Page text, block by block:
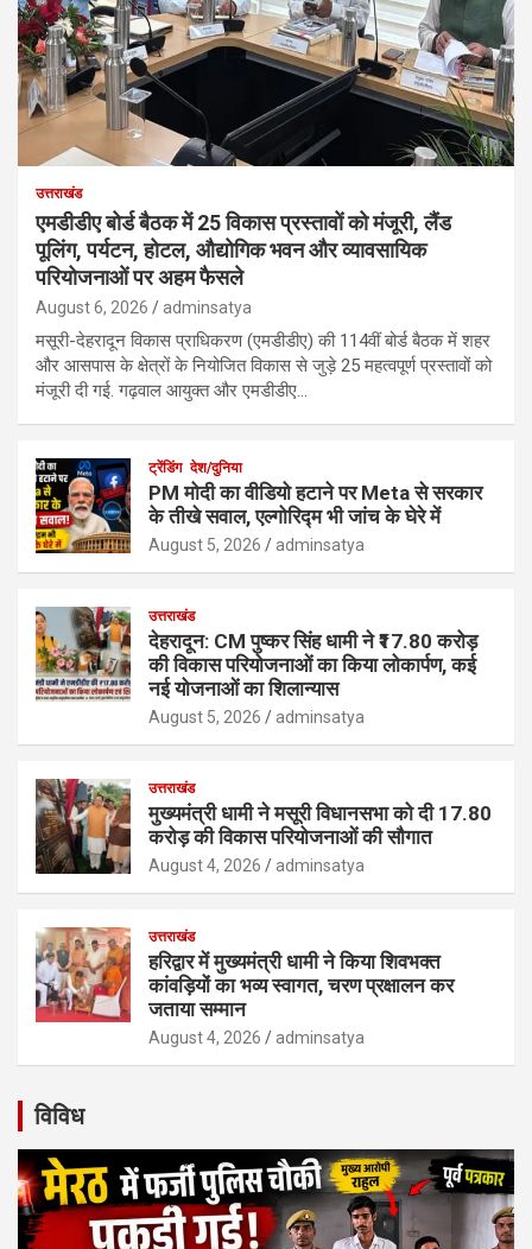
उत्तराखंड
एमडीडीए बोर्ड बैठक में 25 विकास प्रस्तावों को मंजूरी, लैंड
पूलिंग, पर्यटन, होटल, औद्योगिक भवन और व्यावसायिक
परियोजनाओं पर अहम फैसले
August 6, 2026 adminsatya
मसूरी-देहरादून विकास प्राधिकरण (एमडीडीए) की 114वीं बोर्ड बैठक में शहर
और आसपास के क्षेत्रों के नियोजित विकास से जुड़े 25 महत्वपूर्ण प्रस्तावों को
मंजूरी दी गई. गढ़वाल आयुक्त और एमडीडीए…
ट्रेंडिंग देश/दुनिया
PM मोदी का वीडियो हटाने पर Meta से सरकार
के तीखे सवाल, एल्गोरिद्म भी जांच के घेरे में
August 5, 2026 adminsatya
उत्तराखंड
देहरादून: CM पुष्कर सिंह धामी ने ₹17.80 करोड़
की विकास परियोजनाओं का किया लोकार्पण, कई
नई योजनाओं का शिलान्यास
August 5, 2026 adminsatya
उत्तराखंड
मुख्यमंत्री धामी ने मसूरी विधानसभा को दी 17.80
करोड़ की विकास परियोजनाओं की सौगात
August 4, 2026 adminsatya
उत्तराखंड
हरिद्वार में मुख्यमंत्री धामी ने किया शिवभक्त
कांवड़ियों का भव्य स्वागत, चरण प्रक्षालन कर
जताया सम्मान
August 4, 2026 adminsatya
विविध